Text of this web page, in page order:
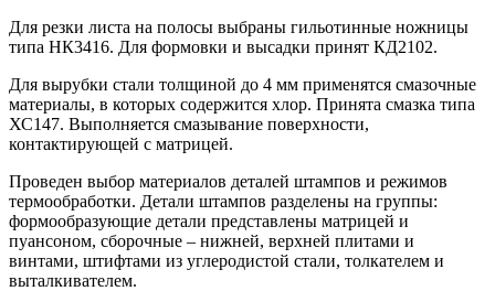
Для резки листа на полосы выбраны гильотинные ножницы
типа НК3416. Для формовки и высадки принят КД2102.
Для вырубки стали толщиной до 4 мм применятся смазочные
материалы, в которых содержится хлор. Принята смазка типа
ХС147. Выполняется смазывание поверхности,
контактирующей с матрицей.
Проведен выбор материалов деталей штампов и режимов
термообработки. Детали штампов разделены на группы:
формообразующие детали представлены матрицей и
пуансоном, сборочные – нижней, верхней плитами и
винтами, штифтами из углеродистой стали, толкателем и
выталкивателем.